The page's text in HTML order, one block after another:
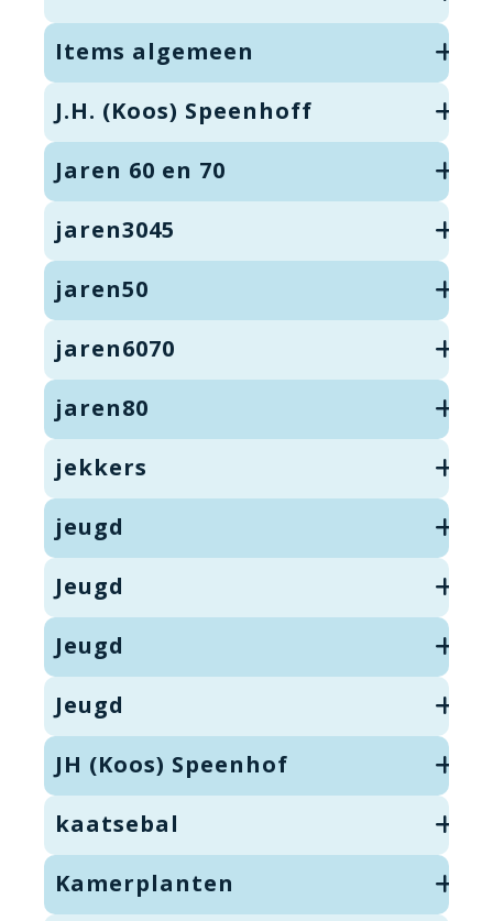
Items algemeen
J.H. (Koos) Speenhoff
Jaren 60 en 70
jaren3045
jaren50
jaren6070
jaren80
jekkers
jeugd
Jeugd
Jeugd
Jeugd
JH (Koos) Speenhof
kaatsebal
Kamerplanten